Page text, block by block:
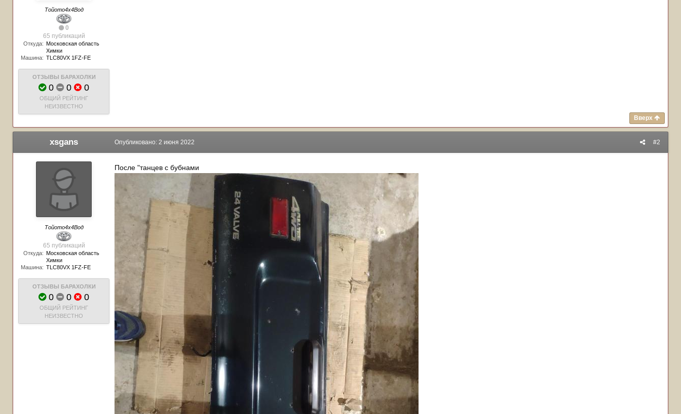
Тойото4х4Вод
0
65 публикаций
Откуда: Московская область
Химки
Машина: TLC80VX 1FZ-FE
ОТЗЫВЫ БАРАХОЛКИ
0 0 0
ОБЩИЙ РЕЙТИНГ
НЕИЗВЕСТНО
Вверх
xsgans
Тойото4х4Вод
65 публикаций
Откуда: Московская область
Химки
Машина: TLC80VX 1FZ-FE
ОТЗЫВЫ БАРАХОЛКИ
0 0 0
ОБЩИЙ РЕЙТИНГ
НЕИЗВЕСТНО
#2
Опубликовано: 2 июня 2022
После "танцев с бубнами